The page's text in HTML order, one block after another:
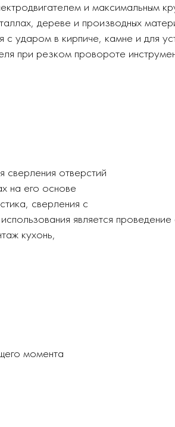
и максимальным
дереве и производных
ударом в кирпиче, камне и для
при резком провороте
сверления отверстий
на его основе
сверления с
является проведение
кухонь,
момента